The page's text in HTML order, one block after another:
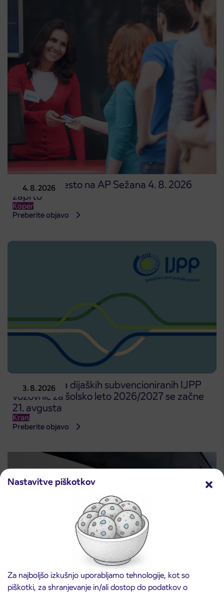
Nastavitve piškotkov
Za najboljšo izkušnjo uporabljamo tehnologije, kot so
piškotki, za shranjevanje in/ali dostop do podatkov o
4. 8. 2026
Prodajno mesto na AP Sežana 4. 8. 2026
zaprto
Koper
Preberite objavo
3. 8. 2026
Predprodaja dijaških subvencioniranih IJPP
vozovnic za šolsko leto 2026/2027 se začne
21. avgusta
Kranj
Preberite objavo
3. 8. 2026
Obvestilo o popolni zapori ceste
ČEŠNJEVEK – TRATA